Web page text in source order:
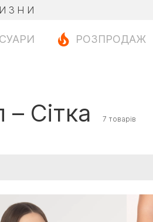
РОЗПРОДАЖ
– Сітка 7 товарів